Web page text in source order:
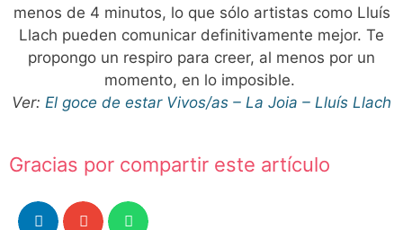
menos de 4 minutos, lo que sólo artistas como Lluís
Llach pueden comunicar definitivamente mejor. Te
propongo un respiro para creer, al menos por un
momento, en lo imposible.
Ver: El goce de estar Vivos/as – La Joia – Lluís Llach
Gracias por compartir este artículo